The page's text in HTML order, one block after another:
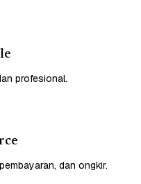
profesional.
dan ongkir.